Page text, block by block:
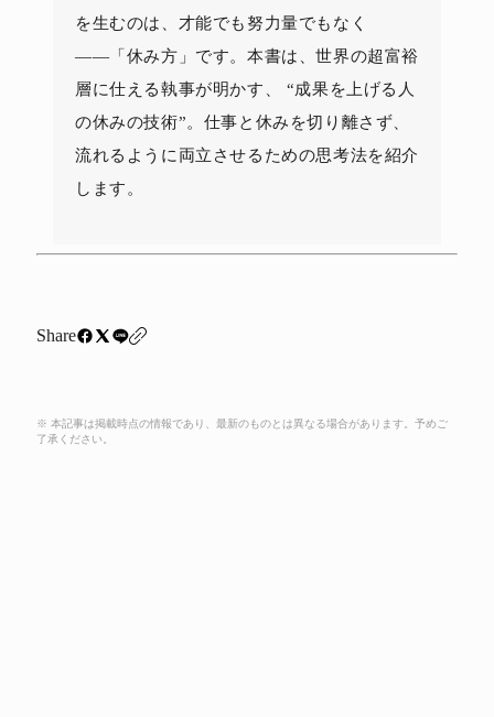
を生むのは、才能でも努力量でもなく
――「休み方」です。本書は、世界の超富裕
層に仕える執事が明かす、 “成果を上げる人
の休みの技術”。仕事と休みを切り離さず、
流れるように両立させるための思考法を紹介
します。
Share
※ 本記事は掲載時点の情報であり、最新のものとは異なる場合があります。予めご
了承ください。